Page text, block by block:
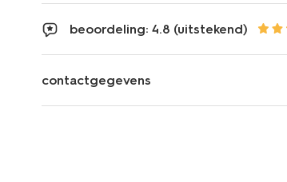
beoordeling: 4.8 (uitstekend)
contactgegevens